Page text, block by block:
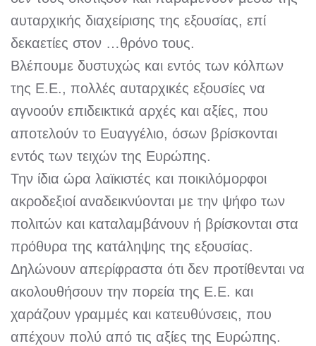
αυταρχικής διαχείρισης της εξουσίας, επί
δεκαετίες στον …θρόνο τους.
Βλέπουμε δυστυχώς και εντός των κόλπων
της Ε.Ε., πολλές αυταρχικές εξουσίες να
αγνοούν επιδεικτικά αρχές και αξίες, που
αποτελούν το Ευαγγέλιο, όσων βρίσκονται
εντός των τειχών της Ευρώπης.
Την ίδια ώρα λαϊκιστές και ποικιλόμορφοι
ακροδεξιοί αναδεικνύονται με την ψήφο των
πολιτών και καταλαμβάνουν ή βρίσκονται στα
πρόθυρα της κατάληψης της εξουσίας.
Δηλώνουν απερίφραστα ότι δεν προτίθενται να
ακολουθήσουν την πορεία της Ε.Ε. και
χαράζουν γραμμές και κατευθύνσεις, που
απέχουν πολύ από τις αξίες της Ευρώπης.